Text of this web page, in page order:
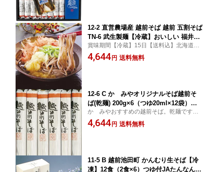
12-2 直営農場産 越前そば 越前 五割そば
TN-6 武生製麺【冷蔵】おいしい 福井県
福井 お土産 特産物贈り物 中元 お中元
贈答
賞味期間【冷蔵】15日【送料込】北海道66
0円・沖縄・離島1210円加算日曜日、水曜
日はお休みのため、その翌日発送になりま
4,644 円 送料無料
12-6 C かゞみやオリジナルそば越前そ
ば(乾麺) 200g×6（つゆ20ml×12袋）お
いしい 福井県 福井 お土産 特産物贈り
物 中元 お中元 贈答
かゞみやおすすめの越前そば。乾麺ですか
ら日持ちします。つゆ付です。北海道660
円・沖縄・離島1210円加算
4,644 円 送料無料
11-5 B 越前池田町 かんむり生そば【冷
凍】12食（2食×6）つゆ付JAたんなん